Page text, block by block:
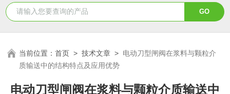
当前位置：首页 >技术文章 > 电动刀型闸阀在浆料与颗粒介
质输送中的结构特点及应用优势
电动刀型闸阀在浆料与颗粒介质输送中